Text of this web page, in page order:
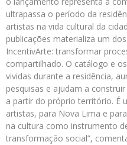
ultrapassa o período da
artistas na vida cultural da
publicações materializa um
IncentivArte: transformar
compartilhado. O catálogo e
vividas durante a residência,
pesquisas e ajudam a
a partir do próprio território. É
artistas, para Nova Lima e
na cultura como instrumento
transformação social”,